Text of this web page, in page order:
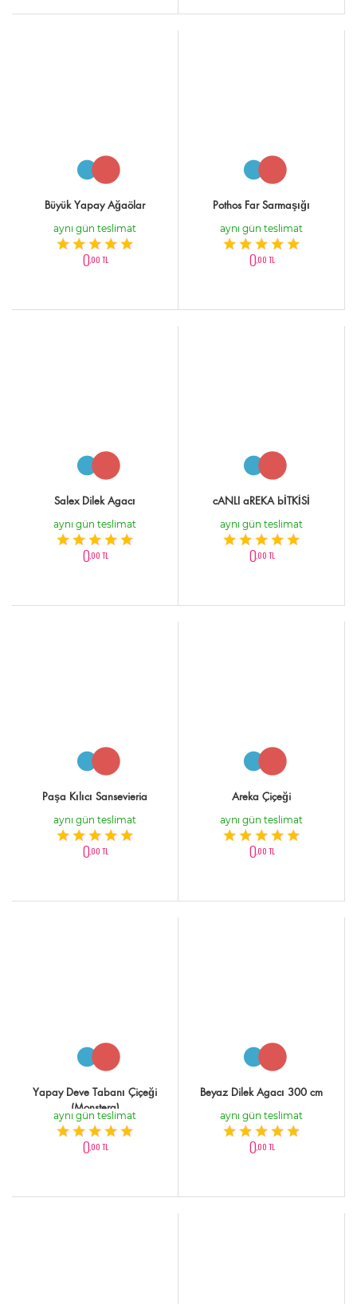
Büyük Yapay Ağaölar
aynı gün teslimat
0,00 TL
Pothos Far Sarmaşığı
aynı gün teslimat
0,00 TL
Salex Dilek Agacı
aynı gün teslimat
0,00 TL
cANLI aREKA bİTKİSİ
aynı gün teslimat
0,00 TL
Paşa Kılıcı Sansevieria
aynı gün teslimat
0,00 TL
Areka Çiçeği
aynı gün teslimat
0,00 TL
Yapay Deve Tabanı Çiçeği
(Monstera)
aynı gün teslimat
0,00 TL
Beyaz Dilek Agacı 300 cm
aynı gün teslimat
0,00 TL